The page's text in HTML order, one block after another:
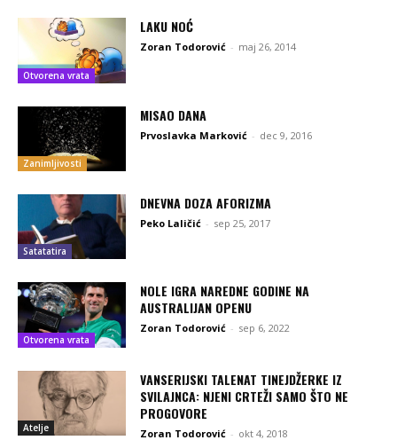
Otvorena vrata
LAKU NOĆ
Zoran Todorović - maj 26, 2014
Zanimljivosti
MISAO DANA
Prvoslavka Marković - dec 9, 2016
Satatatira
DNEVNA DOZA AFORIZMA
Peko Laličić - sep 25, 2017
Otvorena vrata
NOLE IGRA NAREDNE GODINE NA
AUSTRALIJAN OPENU
Zoran Todorović - sep 6, 2022
Atelje
VANSERIJSKI TALENAT TINEJDŽERKE IZ
SVILAJNCA: NJENI CRTEŽI SAMO ŠTO NE
PROGOVORE
Zoran Todorović - okt 4, 2018